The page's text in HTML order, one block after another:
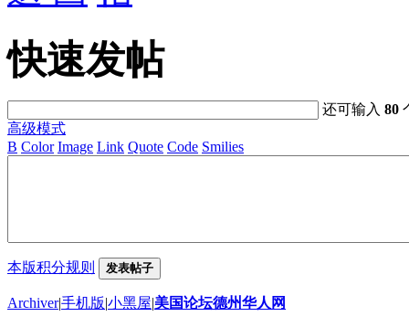
快速发帖
还可输入80
高级模式
B Color Image Link Quote Code Smilies
本版积分规则 发表帖子
Archiver|手机版|小黑屋|美国论坛德州华人网